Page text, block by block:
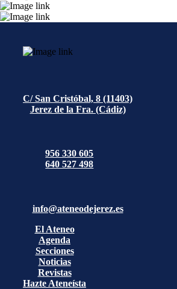
C/ San Cristóbal, 8 (11403)
Jerez de la Fra. (Cádiz)
956 330 605
640 527 498
info@ateneodejerez.es
El Ateneo
Agenda
Secciones
Noticias
Revistas
Hazte Ateneísta